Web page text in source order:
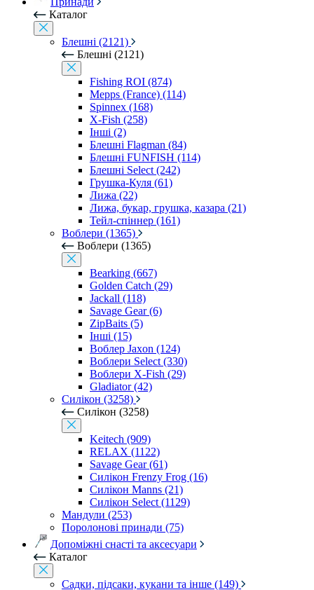
Каталог
Блешні (2121)
Блешні (2121)
Fishing ROI (874)
Mepps (France) (114)
Spinnex (168)
X-Fish (258)
Інші (2)
Блешні Flagman (84)
Блешні FUNFISH (114)
Блешні Select (242)
Грушка-Куля (61)
Лижа (22)
Лижа, букар, грушка, казара (21)
Тейл-спіннер (161)
Воблери (1365)
Воблери (1365)
Bearking (667)
Golden Catch (29)
Jackall (118)
Savage Gear (6)
ZipBaits (5)
Інші (15)
Воблер Jaxon (124)
Воблери Select (330)
Воблери X-Fish (29)
Gladiator (42)
Силікон (3258)
Силікон (3258)
Keitech (909)
RELAX (1122)
Savage Gear (61)
Силікон Frenzy Frog (16)
Силікон Manns (21)
Силікон Select (1129)
Мандули (253)
Поролонові принади (75)
Допоміжні снасті та аксесуари
Каталог
Садки, підсаки, кукани та інше (149)